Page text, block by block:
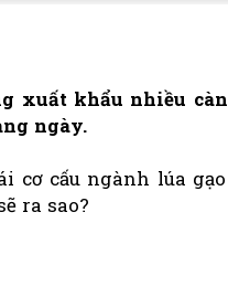
xuất khẩu nhiều
ngày.
cơ cấu ngành lúa
ra sao?